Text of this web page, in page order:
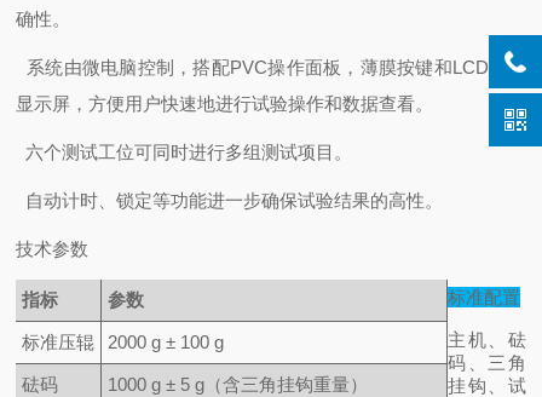
确性。
系统由微电脑控制，搭配PVC操作面板，薄膜按键和LCD液晶
显示屏，方便用户快速地进行试验操作和数据查看。
六个测试工位可同时进行多组测试项目 。
自动计时、锁定等功能进一步确保试验结果的高性。
技术参数
指标 参数
标准压辊 2000 g ± 100 g
砝码 1000 g ± 5 g （含三角挂钩重量）
标准配置
主机、砝
码、三角
挂钩、试